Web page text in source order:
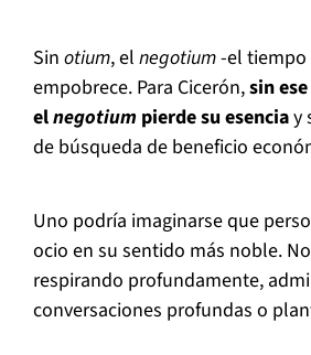
Sin otium, el negotium-el tiempo
empobrece. Para Cicerón,sin
elnegotium pierde su esenciay
de búsqueda de beneficio
Uno podría imaginarse que
ocio en su sentido más noble.
respirando profundamente,
conversaciones profundas o